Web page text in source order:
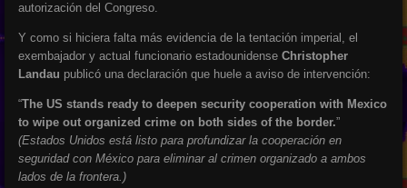
autorización del Congreso.
Y como si hiciera falta más evidencia de la tentación imperial, el
exembajador y actual funcionario estadounidense Christopher
Landau publicó una declaración que huele a aviso de intervención:
“The US stands ready to deepen security cooperation with Mexico
to wipe out organized crime on both sides of the border.”
(Estados Unidos está listo para profundizar la cooperación en
seguridad con México para eliminar al crimen organizado a ambos
lados de la frontera.)